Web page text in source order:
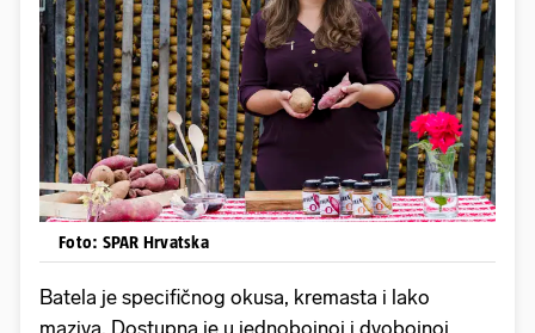
Foto: SPAR Hrvatska
Batela je specifičnog okusa, kremasta i lako
maziva. Dostupna je u jednobojnoj i dvobojnoj